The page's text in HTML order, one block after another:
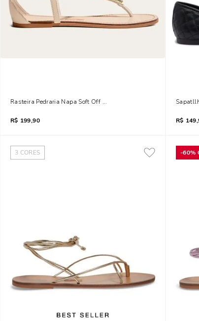
Rasteira Pedraria Napa Soft Off White
R$ 199,90 R$
3 CORES -60%